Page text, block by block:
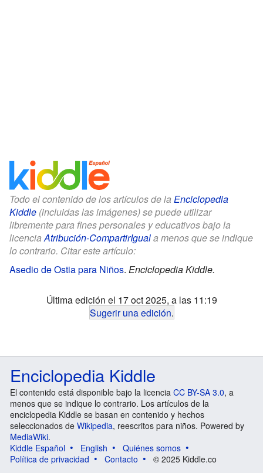
Todo el contenido de los artículos de la Enciclopedia
Kiddle (incluidas las imágenes) se puede utilizar
libremente para fines personales y educativos bajo la
licenciaAtribución-CompartirIguala menos que se indique
lo contrario. Citar este artículo:
Asedio de Ostia para Niños. Enciclopedia Kiddle.
Última edición el 17 oct 2025, a las 11:19
Sugerir una edición.
Enciclopedia Kiddle
El contenido está disponible bajo la licencia CC BY-SA 3.0, a
menos que se indique lo contrario. Los artículos de la
enciclopedia Kiddle se basan en contenido y hechos
seleccionados de Wikipedia, reescritos para niños. Powered by
MediaWiki.
Kiddle Español
English
Quiénes somos
Política de privacidad
Contacto © 2025 Kiddle.co